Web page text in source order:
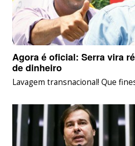
Agora é oficial: Serra vira
de dinheiro
Lavagem transnacional! Que